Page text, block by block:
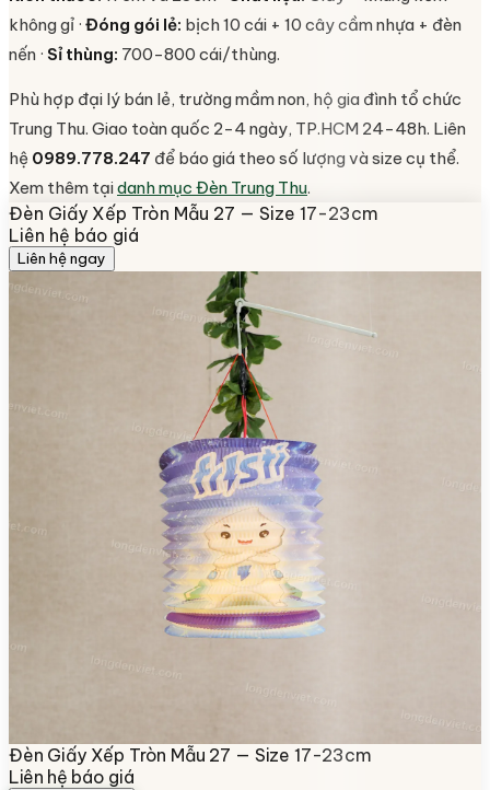
không gỉ · Đóng gói lẻ: bịch 10 cái + 10 cây cầm nhựa + đèn
nến · Sỉ thùng: 700-800 cái/thùng.
Phù hợp đại lý bán lẻ, trường mầm non, hộ gia đình tổ chức
Trung Thu. Giao toàn quốc 2-4 ngày, TP.HCM 24-48h. Liên
hệ 0989.778.247 để báo giá theo số lượng và size cụ thể.
Xem thêm tạidanh mục Đèn Trung Thu.
Đèn Giấy Xếp Tròn Mẫu 27 — Size 17-23cm
Liên hệ báo giá
Liên hệ ngay
Đèn Giấy Xếp Tròn Mẫu 27 — Size 17-23cm
Liên hệ báo giá